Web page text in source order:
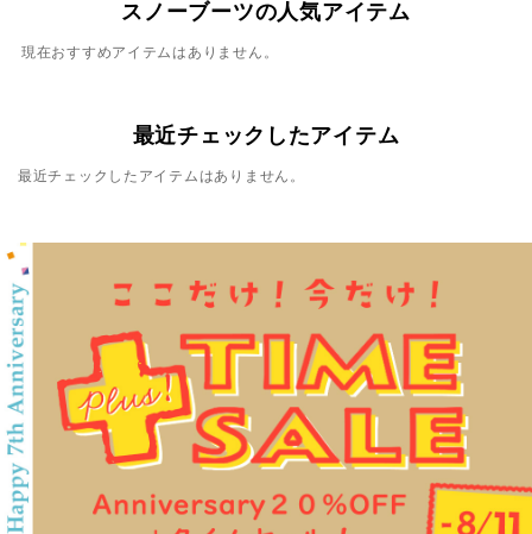
スノーブーツの人気アイテム
現在おすすめアイテムはありません。
最近チェックしたアイテム
最近チェックしたアイテムはありません。